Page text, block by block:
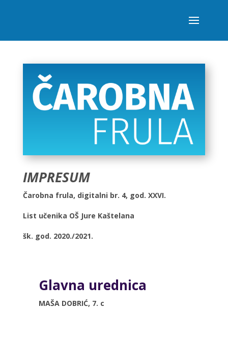
IMPRESUM
Čarobna frula, digitalni br. 4, god. XXVI.
List učenika OŠ Jure Kaštelana
šk. god. 2020./2021.
Glavna urednica
MAŠA DOBRIĆ, 7. c